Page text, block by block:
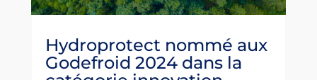
Hydroprotect nommé aux
Godefroid 2024 dans la